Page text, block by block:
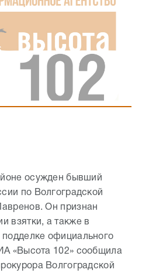
осужден бывший
по Волгоградской
Он признан
взятки, а также в
подделке официального
«Высота 102» сообщила
Волгоградской